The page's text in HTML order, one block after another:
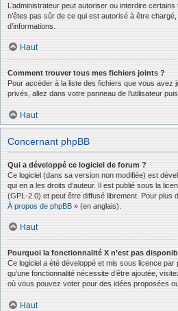
L’administrateur peut autoriser ou interdire
n’êtes pas sûr de ce qui est autorisé à être
d’informations.
Haut
Comment trouver tous mes fichiers joints ?
Pour accéder à la liste des fichiers que vous avez
privés, allez dans votre panneau de l’utilisateur puis
Haut
Concernant phpBB
Qui a développé ce logiciel de forum ?
Ce logiciel (dans sa version non modifiée) est
qui en a les droits d’auteur. Il est publié sous la
(GPL-2.0) et peut être diffusé librement. Pour plus
À propos de phpBB » (en anglais).
Haut
Pourquoi la fonctionnalité X n’est pas
Ce logiciel a été développé et mis sous licence par
qu’une fonctionnalité nécessite d’être ajoutée,
où vous pouvez voter pour des idées proposées
Haut